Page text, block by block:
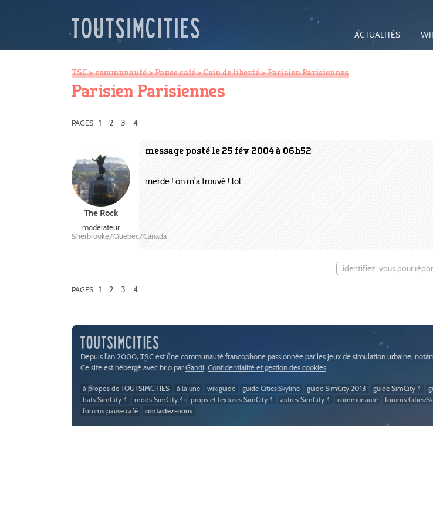
ACTUALITÉS
TSC>communauté>Pause café>Coin de liberté> Parisien Parisiennes
Parisien Parisiennes
PAGES 1 2 3 4
message posté le 25 fév 2004 à 06h52
The Rock
modérateur
Sherbrooke/Québec/Canada
merde ! on m'a trouvé ! lol
identifiez-vous pour
PAGES 1 2 3 4
Depuis l'an 2000, TSC est une communauté francophone passionnée par les jeux de simulation urbaine,
Ce site est hébergé avec brio par Gandi Confidentialité et gestion des cookies
à propos de TOUTSIMCITIES à la une wikiguide guide Cities:Skyline guide SimCity 2013 guide SimCity 4
bats SimCity 4
mods SimCity 4 props et textures SimCity 4 autres SimCity 4 communauté forums
forums pause café
contactez-nous